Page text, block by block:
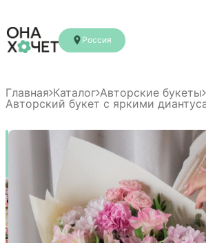
Россия
Главная Каталог Авторские букеты
Авторский букет с яркими